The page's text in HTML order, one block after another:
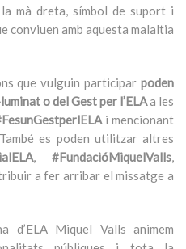
mà dreta, símbol de suport i
conviuen amb aquesta malaltia
que vulguin participar poden
o del Gest per l’ELAa les
i mencionant
es poden utilitzar altres
, #FundacióMiquelValls,
a fer arribar el missatge a
d’ELA Miquel Valls animem